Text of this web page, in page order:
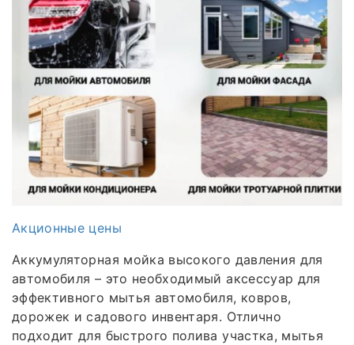
Акционные цены
Аккумуляторная мойка высокого давления для
автомобиля – это необходимый аксессуар для
эффективного мытья автомобиля, ковров,
дорожек и садового инвентаря. Отлично
подходит для быстрого полива участка, мытья